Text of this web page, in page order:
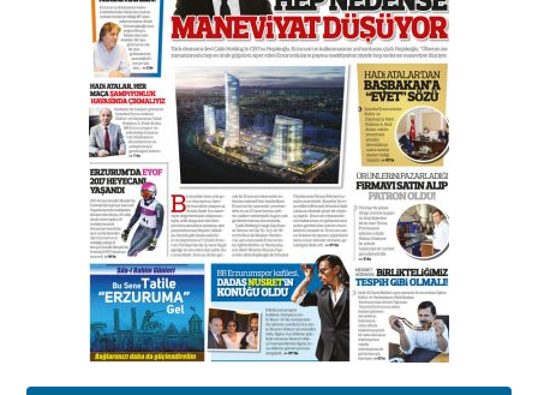
Başkan Sekmen’den Erzurum’a
bir vizyon proje daha!
02 Ağustos 2026 Pazar
Kadir SABUNCUOĞLU
Erzurumspor’un köşe taşları
29 Haziran 2026 Pazartesi
Kenan GÜLERCİ
Murat Şahsuvaroğlu ERKON’da
çıtayı yukarı taşırken,
yönetimdekiler aşağı
çekmemeli!
17 Şubat 2026 SalıOrhan BOZKURT
Bir fotoğraf, bir şehir, bir
gazeteci… Dizginler kimin